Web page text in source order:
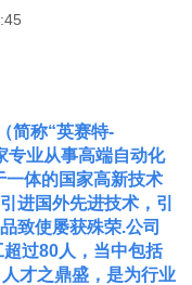
简称“英赛特-
专业从事高端自动化
体的国家高新技术
进国外先进技术，引
致使屡获殊荣.公司
过80人，当中包括
才之鼎盛，是为行业